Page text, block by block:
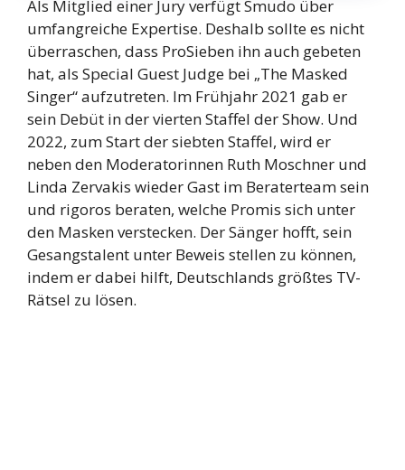
Als Mitglied einer Jury verfügt Smudo über
umfangreiche Expertise. Deshalb sollte es nicht
überraschen, dass ProSieben ihn auch gebeten
hat, als Special Guest Judge bei „The Masked
Singer“ aufzutreten. Im Frühjahr 2021 gab er
sein Debüt in der vierten Staffel der Show. Und
2022, zum Start der siebten Staffel, wird er
neben den Moderatorinnen Ruth Moschner und
Linda Zervakis wieder Gast im Beraterteam sein
und rigoros beraten, welche Promis sich unter
den Masken verstecken. Der Sänger hofft, sein
Gesangstalent unter Beweis stellen zu können,
indem er dabei hilft, Deutschlands größtes TV-
Rätsel zu lösen.